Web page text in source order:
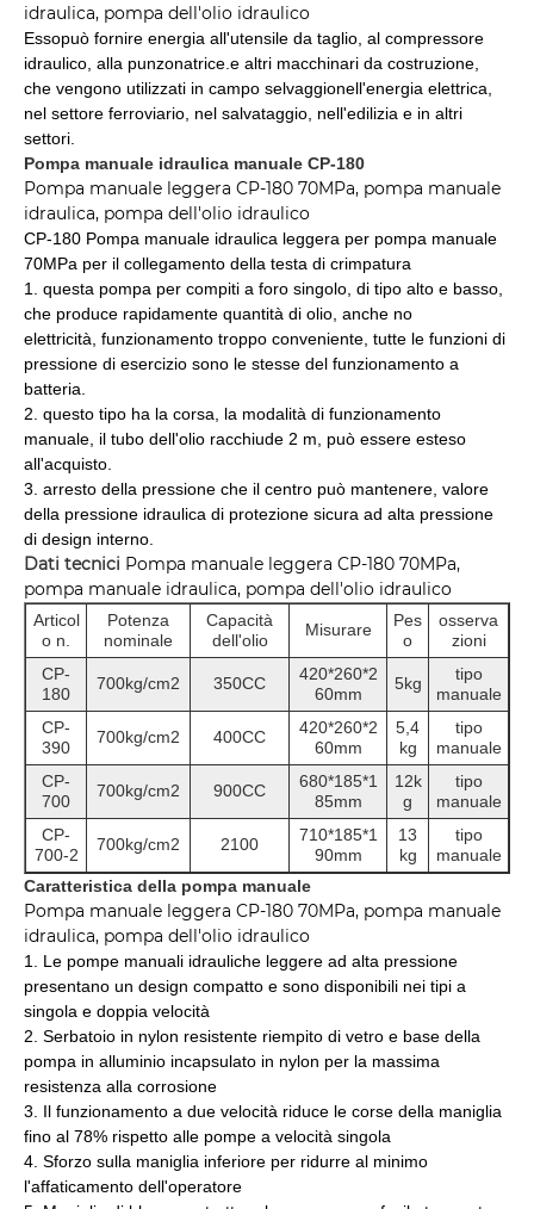
idraulica, pompa dell'olio idraulico
Essopuò fornire energia all'utensile da taglio, al compressore
idraulico, alla punzonatrice. e altri macchinari da costruzione,
che vengono utilizzati in campo selvaggionell'energia elettrica,
nel settore ferroviario, nel salvataggio, nell'edilizia e in altri
settori.
Pompa manuale idraulica manuale CP-180
Pompa manuale leggera CP-180 70MPa, pompa manuale
idraulica, pompa dell'olio idraulico
CP-180 Pompa manuale idraulica leggera per pompa manuale
70MPa per il collegamento della testa di crimpatura
1. questa pompa per compiti a foro singolo, di tipo alto e basso,
che produce rapidamente quantità di olio, anche no
elettricità, funzionamento troppo conveniente, tutte le funzioni di
pressione di esercizio sono le stesse del funzionamento a
batteria.
2. questo tipo ha la corsa, la modalità di funzionamento
manuale, il tubo dell'olio racchiude 2 m, può essere esteso
all'acquisto.
3. arresto della pressione che il centro può mantenere, valore
della pressione idraulica di protezione sicura ad alta pressione
di design interno.
Dati tecnici Pompa manuale leggera CP-180 70MPa,
pompa manuale idraulica, pompa dell'olio idraulico
Articol
o n.
Potenza
nominale
Capacità
dell'olio
Misurare
Pes
o
osserva
zioni
CP-
180
700kg/cm2 350CC
420*260*2
60mm
5kg
tipo
manuale
CP-
390
700kg/cm2 400CC
420*260*2
60mm
5,4
kg
tipo
manuale
CP-
700
700kg/cm2 900CC
680*185*1
85mm
12k
g
tipo
manuale
CP-
700-2
700kg/cm2 2100
710*185*1
90mm
13
kg
tipo
manuale
Caratteristica della pompa manuale
Pompa manuale leggera CP-180 70MPa, pompa manuale
idraulica, pompa dell'olio idraulico
1. Le pompe manuali idrauliche leggere ad alta pressione
presentano un design compatto e sono disponibili nei tipi a
singola e doppia velocità
2. Serbatoio in nylon resistente riempito di vetro e base della
pompa in alluminio incapsulato in nylon per la massima
resistenza alla corrosione
3. Il funzionamento a due velocità riduce le corse della maniglia
fino al 78% rispetto alle pompe a velocità singola
4. Sforzo sulla maniglia inferiore per ridurre al minimo
l'affaticamento dell'operatore